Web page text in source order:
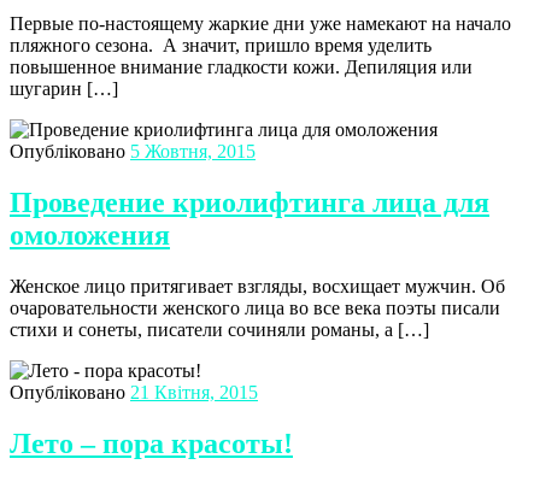
Первые по-настоящему жаркие дни уже намекают на начало
пляжного сезона. А значит, пришло время уделить
повышенное внимание гладкости кожи. Депиляция или
шугарин […]
Опубліковано 5 Жовтня, 2015
Проведение криолифтинга лица для
омоложения
Женское лицо притягивает взгляды, восхищает мужчин. Об
очаровательности женского лица во все века поэты писали
стихи и сонеты, писатели сочиняли романы, а […]
Опубліковано 21 Квітня, 2015
Лето – пора красоты!